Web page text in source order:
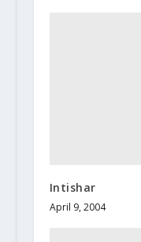
Intishar
April 9, 2004